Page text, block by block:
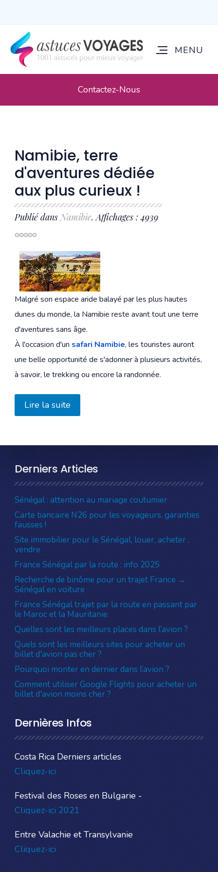
Contactez-Nous
Namibie, terre
d'aventures dédiée
aux plus curieux !
Publié dansNamibie. Affichages : 4939
Malgré son espace aride balayé par les plus hautes
dunes du monde, la Namibie reste avant tout une terre
d'aventures sans âge.
À l'occasion d'un safari Namibie, les touristes auront
une belle opportunité de s'adonner à plusieurs activités,
à savoir, le trekking ou encore la randonnée.
Lire la suite
Derniers Articles
Sénégal : attention au mariage coutumier
Carte bancaire N26 pour les voyageurs, garanties
fausses !
Site immobilier pour le Sénégal, louer, acheter ,
vendre
France Sénégal par la route : info 2025
Recherche de binôme pour un trajet France →
Sénégal en voiture
France Sénégal trajet par la route en passant par
le Maroc et la Mauritanie
Quelles sont les meilleurs places dans l’avion ?
Quels sont les meilleurs sites pour acheter un
billet d'avion pas cher ?
Pourquoi monter en dernier dans l’avion ?
Comment utiliser Google Flights pour acheter un
billet d'avion moins cher ?
Dernières Infos
Costa Rica Derniers articles
Cliquez-ici
Festival des Roses en Bulgarie -
Cliquez-ici 2021
Entre Valachie et Transylvanie
Cliquez-ici